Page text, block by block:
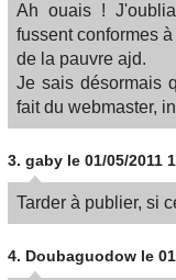
Ah ouais !
fussent conformes
de la pauvre ajd.
Je sais désormais
fait du webmaster,
3. gaby le 01/05/2011
Tarder à publier, si
4. Doubaguodow le